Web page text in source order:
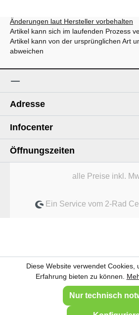
Änderungen laut Hersteller vorbehalten
Artikel kann sich im laufenden Prozess
Artikel kann von der ursprünglichen Art
abweichen
Adresse
Infocenter
Öffnungszeiten
alle Preise inkl.
Ein Service vom 2-Rad
Diese Website verwendet Cookies,
Erfahrung bieten zu können.
Nur technisch